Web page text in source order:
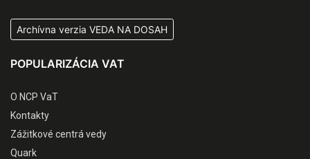
Archívna verzia VEDA NA DOSAH
POPULARIZÁCIA VAT
O NCP VaT
Kontakty
Zážitkové centrá vedy
Quark